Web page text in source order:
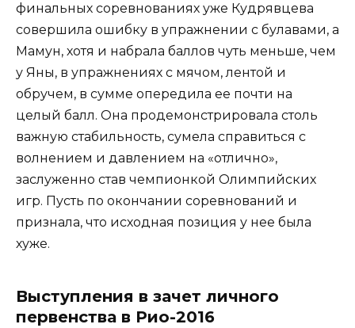
финальных соревнованиях уже Кудрявцева
совершила ошибку в упражнении с булавами, а
Мамун, хотя и набрала баллов чуть меньше, чем
у Яны, в упражнениях с мячом, лентой и
обручем, в сумме опередила ее почти на
целый балл. Она продемонстрировала столь
важную стабильность, сумела справиться с
волнением и давлением на «отлично»,
заслуженно став чемпионкой Олимпийских
игр. Пусть по окончании соревнований и
признала, что исходная позиция у нее была
хуже.
Выступления в зачет личного
первенства в Рио-2016